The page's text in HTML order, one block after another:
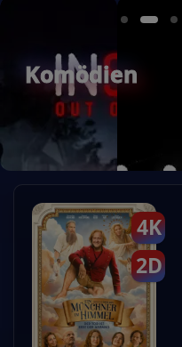
Komödien
4K
2D